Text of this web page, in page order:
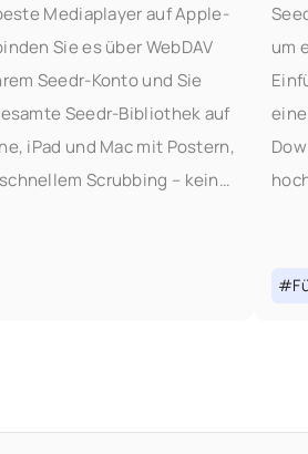
Mediaplayer auf Apple-
Sie es über WebDAV
Seedr-Konto und Sie
Seedr-Bibliothek auf
iPad und Mac mit Postern,
Scrubbing – kein
um